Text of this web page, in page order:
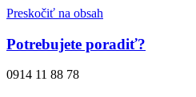
Preskočiť na obsah
Potrebujete poradiť?
0914 11 88 78